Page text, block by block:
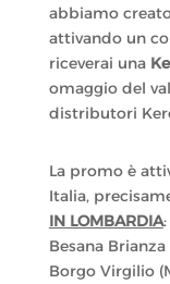
abbiamo
attivando un
riceverai una
omaggio del
distributori
La promo è
Italia,
IN LOMBARDIA:
Besana Brianza
Borgo Virgilio